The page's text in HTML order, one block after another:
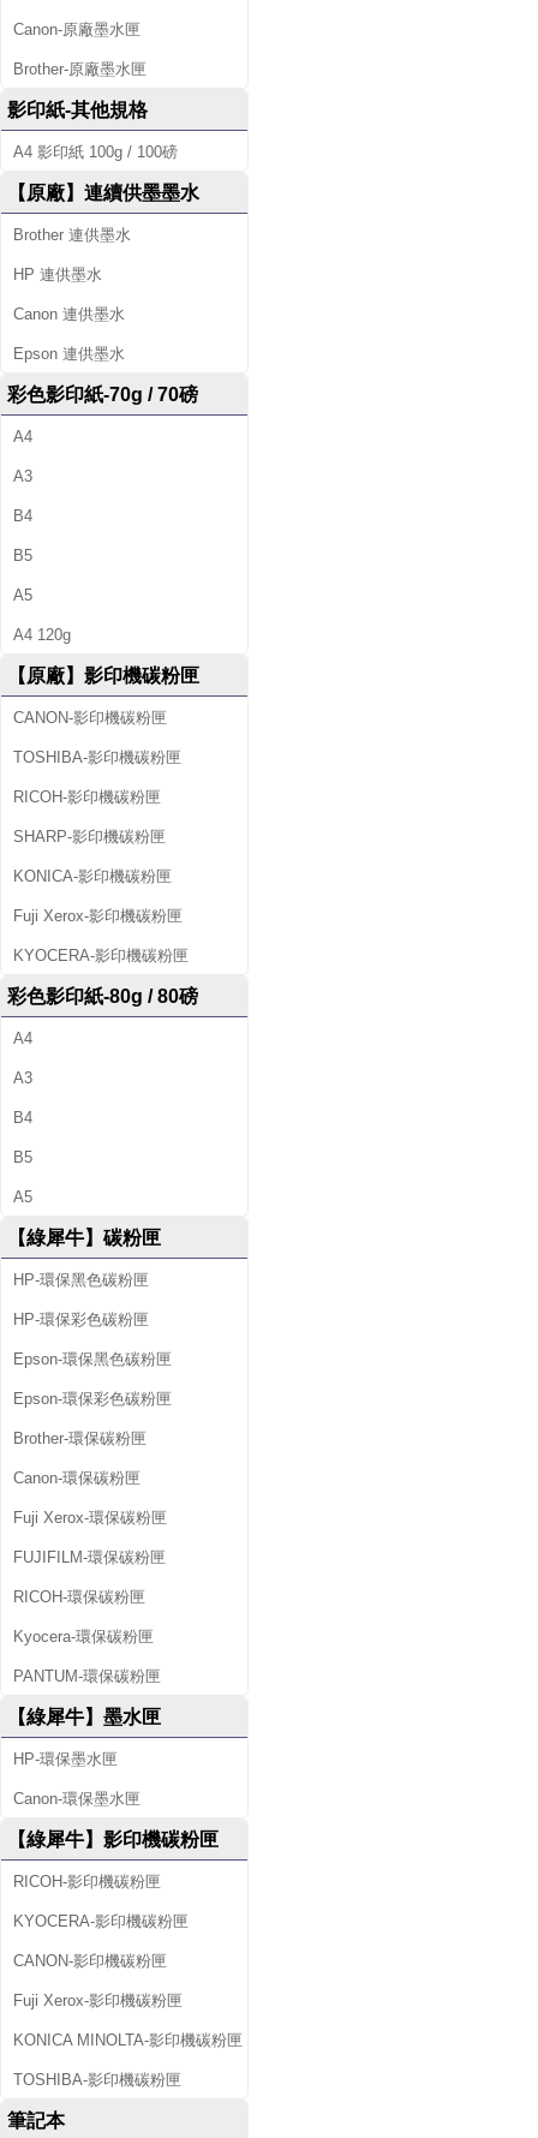
Canon-原廠墨水匣
Brother-原廠墨水匣
影印紙-其他規格
A4 影印紙 100g / 100磅
【原廠】連續供墨墨水
Brother 連供墨水
HP 連供墨水
Canon 連供墨水
Epson 連供墨水
彩色影印紙-70g / 70磅
A4
A3
B4
B5
A5
A4 120g
【原廠】影印機碳粉匣
CANON-影印機碳粉匣
TOSHIBA-影印機碳粉匣
RICOH-影印機碳粉匣
SHARP-影印機碳粉匣
KONICA-影印機碳粉匣
Fuji Xerox-影印機碳粉匣
KYOCERA-影印機碳粉匣
彩色影印紙-80g / 80磅
A4
A3
B4
B5
A5
【綠犀牛】碳粉匣
HP-環保黑色碳粉匣
HP-環保彩色碳粉匣
Epson-環保黑色碳粉匣
Epson-環保彩色碳粉匣
Brother-環保碳粉匣
Canon-環保碳粉匣
Fuji Xerox-環保碳粉匣
FUJIFILM-環保碳粉匣
RICOH-環保碳粉匣
Kyocera-環保碳粉匣
PANTUM-環保碳粉匣
【綠犀牛】墨水匣
HP-環保墨水匣
Canon-環保墨水匣
【綠犀牛】影印機碳粉匣
RICOH-影印機碳粉匣
KYOCERA-影印機碳粉匣
CANON-影印機碳粉匣
Fuji Xerox-影印機碳粉匣
KONICA MINOLTA-影印機碳粉匣
TOSHIBA-影印機碳粉匣
筆記本